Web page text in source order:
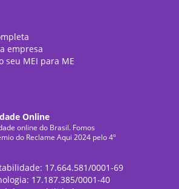
empresa
seu MEI para ME
Online
online do Brasil. Fomos
do Reclame Aqui 2024 pelo 4º
17.664.581/0001-69
17.187.385/0001-40